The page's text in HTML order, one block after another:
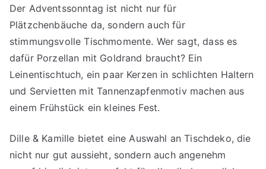
Der Adventssonntag ist nicht nur für
Plätzchenbäuche da, sondern auch für
stimmungsvolle Tischmomente. Wer sagt, dass es
dafür Porzellan mit Goldrand braucht? Ein
Leinentischtuch, ein paar Kerzen in schlichten Haltern
und Servietten mit Tannenzapfenmotiv machen aus
einem Frühstück ein kleines Fest.
Dille & Kamille bietet eine Auswahl an Tischdeko, die
nicht nur gut aussieht, sondern auch angenehm